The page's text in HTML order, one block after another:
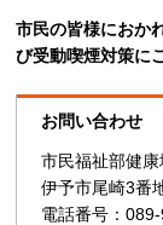
市民の皆様におか
び受動喫煙対策に
お問い合わせ
市民福祉部健
伊予市尾崎3番
電話番号：